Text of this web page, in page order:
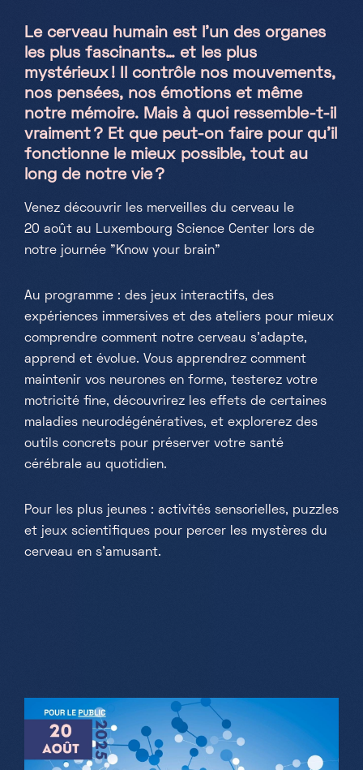
Lundi - Vendredi
9h-17h
Samedi, Dimanche & jours fériés
10h-18h
Le cerveau humain est l’un des organes
les plus fascinants… et les plus
mystérieux ! Il contrôle nos mouvements,
nos pensées, nos émotions et même
notre mémoire. Mais à quoi ressemble-t-il
vraiment ? Et que peut-on faire pour qu’il
fonctionne le mieux possible, tout au
long de notre vie ?
Venez découvrir les merveilles du cerveau le
20 août au Luxembourg Science Center lors de
notre journée "Know your brain"
Au programme : des jeux interactifs, des
expériences immersives et des ateliers pour mieux
comprendre comment notre cerveau s’adapte,
apprend et évolue. Vous apprendrez comment
maintenir vos neurones en forme, testerez votre
motricité fine, découvrirez les effets de certaines
maladies neurodégénératives, et explorerez des
outils concrets pour préserver votre santé
cérébrale au quotidien.
Pour les plus jeunes : activités sensorielles, puzzles
et jeux scientifiques pour percer les mystères du
cerveau en s’amusant.